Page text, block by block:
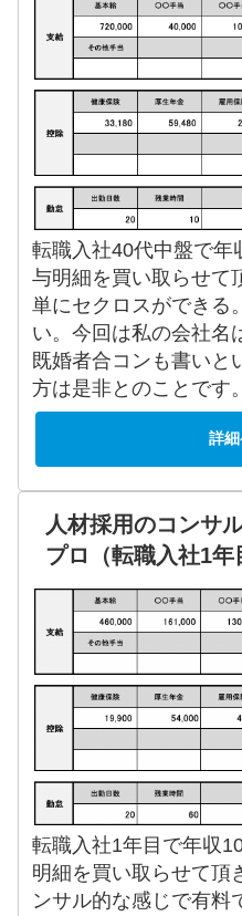
転職入社40代中盤で年
与明細を買い取らせて
単にセクロスができる
い。今回は私の会社名
既婚者合コンも書いと
方は是非とのことです。
詳
人材採用のコンサ
プロ（転職入社1年
転職入社1年目で年収
明細を買い取らせて頂
ンサル的な感じで有料